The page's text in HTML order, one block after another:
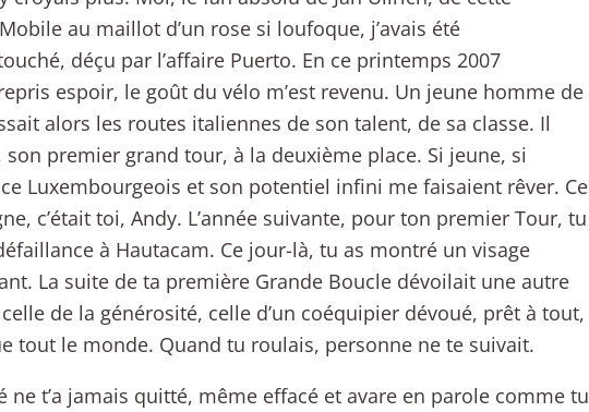
au maillot d’un rose si loufoque, j’avais été
déçu par l’affaire Puerto. En ce printemps 2007
espoir, le goût du vélo m’est revenu. Un jeune homme de
alors les routes italiennes de son talent, de sa classe. Il
premier grand tour, à la deuxième place. Si jeune, si
Luxembourgeois et son potentiel infini me faisaient rêver. Ce
c’était toi, Andy. L’année suivante, pour ton premier Tour, tu
à Hautacam. Ce jour-là, tu as montré un visage
La suite de ta première Grande Boucle dévoilait une autre
de la générosité, celle d’un coéquipier dévoué, prêt à tout,
tout le monde. Quand tu roulais, personne ne te suivait.
ne t’a jamais quitté, même effacé et avare en parole comme tu